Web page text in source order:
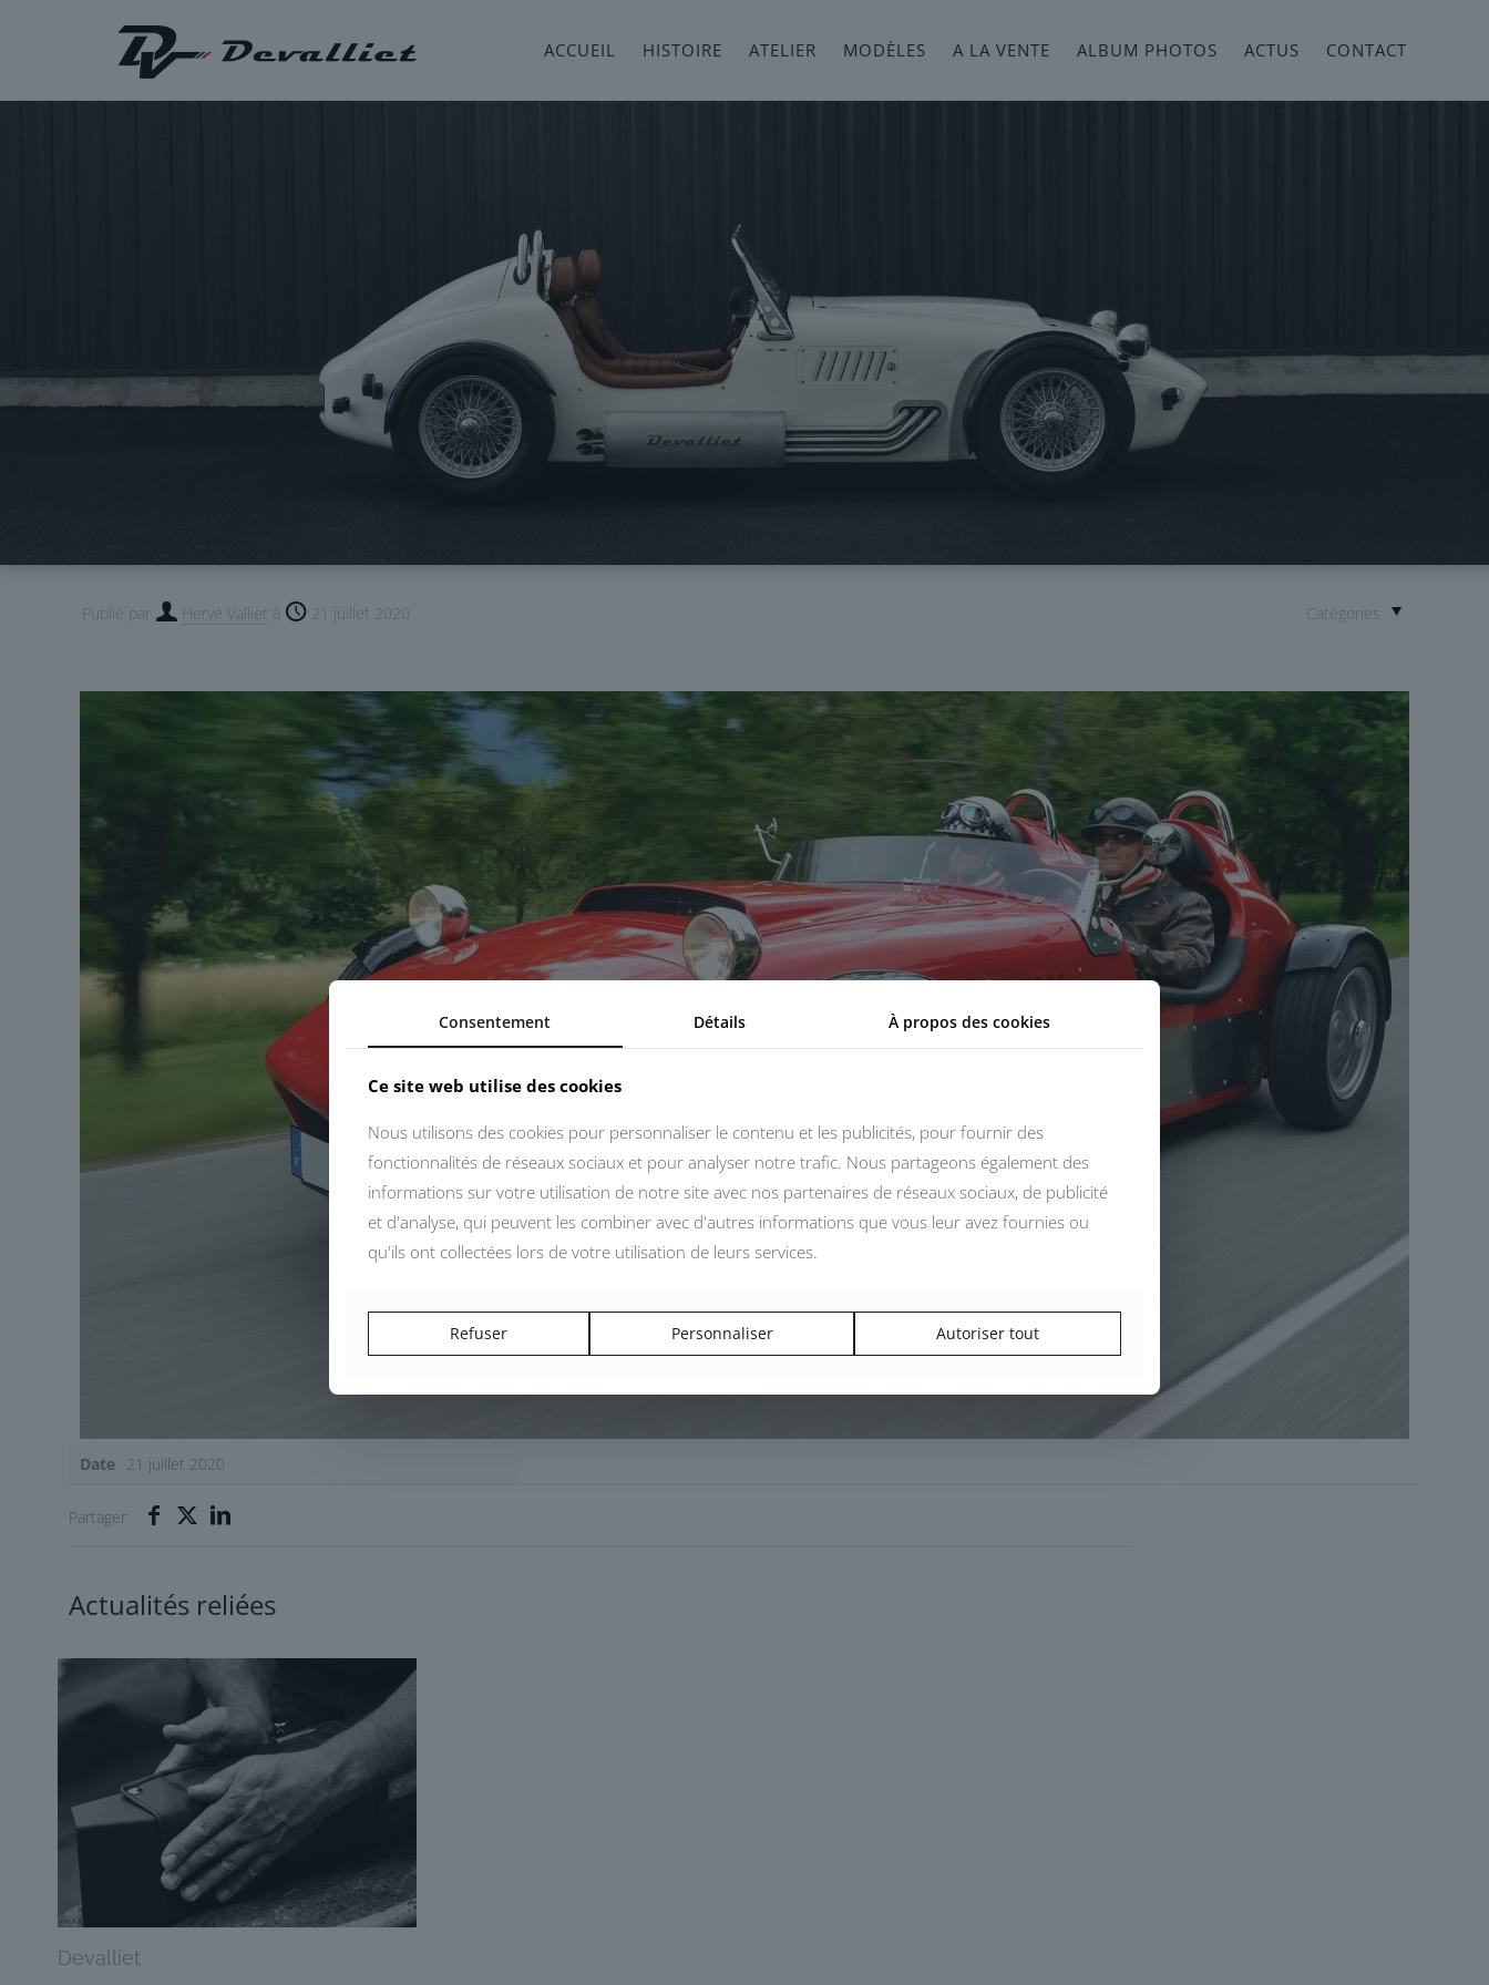
ACCUEIL HISTOIRE ATELIER MODÈLES A LA VENTE ALBUM PHOTOS ACTUS CONTACT
Publié par Hervé Valliet à 21 juillet 2020 Catégories
Date 21 juillet 2020
Partager
Actualités reliées
Devalliet
Consentement Détails À propos des cookies
Ce site web utilise des cookies
Nous utilisons des cookies pour personnaliser le contenu et les publicités, pour fournir des
fonctionnalités de réseaux sociaux et pour analyser notre trafic. Nous partageons également des
informations sur votre utilisation de notre site avec nos partenaires de réseaux sociaux, de publicité
et d'analyse, qui peuvent les combiner avec d'autres informations que vous leur avez fournies ou
qu'ils ont collectées lors de votre utilisation de leurs services.
Refuser Personnaliser Autoriser tout